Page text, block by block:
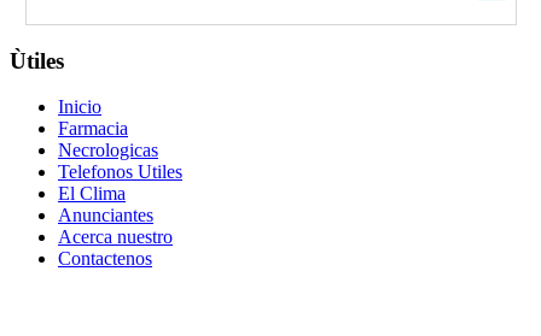
Ùtiles
Inicio
Farmacia
Necrologicas
Telefonos Utiles
El Clima
Anunciantes
Acerca nuestro
Contactenos